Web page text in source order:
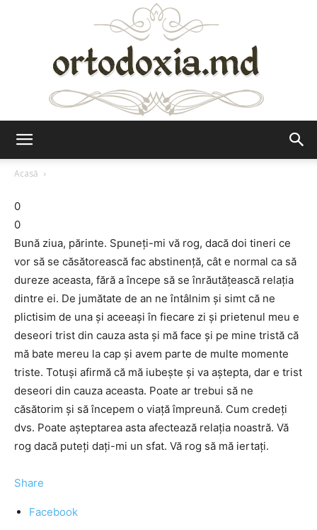
Acasă
0
0
Bună ziua, părinte. Spuneţi-mi vă rog, dacă doi tineri ce
vor să se căsătorească fac abstinenţă, cât e normal ca să
dureze aceasta, fără a începe să se înrăutăţească relaţia
dintre ei. De jumătate de an ne întâlnim şi simt că ne
plictisim de una şi aceeaşi în fiecare zi şi prietenul meu e
deseori trist din cauza asta şi mă face şi pe mine tristă că
mă bate mereu la cap şi avem parte de multe momente
triste. Totuşi afirmă că mă iubeşte şi va aştepta, dar e trist
deseori din cauza aceasta. Poate ar trebui să ne
căsătorim şi să începem o viaţă împreună. Cum credeţi
dvs. Poate aşteptarea asta afectează relaţia noastră. Vă
rog dacă puteţi daţi-mi un sfat. Vă rog să mă iertaţi.
Share
Facebook